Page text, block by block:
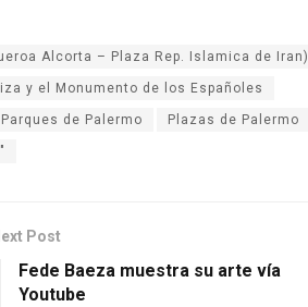
Alcorta – Plaza Rep. Islamica de Iran)
y el Monumento de los Españoles
Parques de Palermo Plazas de Palermo
Post
Fede Baeza muestra su arte vía
Youtube